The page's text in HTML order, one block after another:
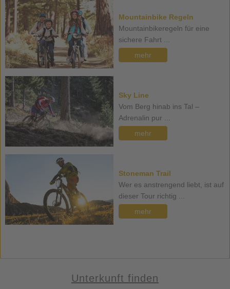
Mountainbike Regeln
Mountainbikeregeln für eine
sichere Fahrt ...
mehr
Sky Line
Vom Berg hinab ins Tal –
Adrenalin pur ...
mehr
Stoneman Trail
Wer es anstrengend liebt, ist auf
dieser Tour richtig ...
mehr
Unterkunft finden